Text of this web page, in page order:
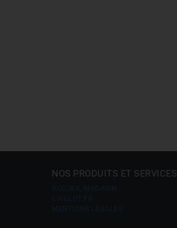
NOS PRODUITS ET SERVICES
ACCUEIL MAGASIN
CAILLOT.FR
MENTIONS LÉGALES